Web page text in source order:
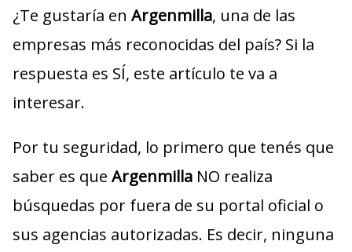
¿Te gustaría en Argenmilla, una de las
empresas más reconocidas del país? Si la
respuesta es SÍ, este artículo te va a
interesar.
Por tu seguridad, lo primero que tenés que
saber es que Argenmilla NO realiza
búsquedas por fuera de su portal oficial o
sus agencias autorizadas. Es decir, ninguna